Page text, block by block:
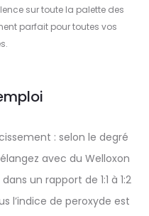
sur toute la palette des
parfait pour toutes vos
: selon le degré
avec du Welloxon
un rapport de 1:1 à 1:2
l’indice de peroxyde est